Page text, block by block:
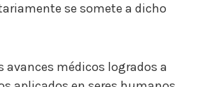
se somete a dicho
avances médicos logrados a